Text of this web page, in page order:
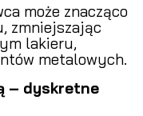
może znacząco
zmniejszając
lakieru,
metalowych.
– dyskretne